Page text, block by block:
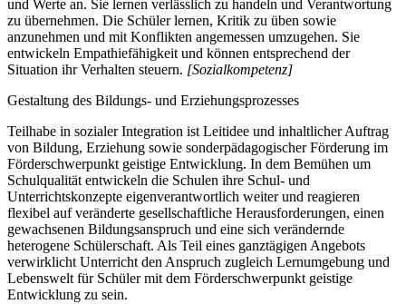
und Werte an. Sie lernen verlässlich zu handeln und Verantwortung
zu übernehmen. Die Schüler lernen, Kritik zu üben sowie
anzunehmen und mit Konflikten angemessen umzugehen. Sie
entwickeln Empathiefähigkeit und können entsprechend der
Situation ihr Verhalten steuern. [Sozialkompetenz]
Gestaltung des Bildungs- und Erziehungsprozesses
Teilhabe in sozialer Integration ist Leitidee und inhaltlicher Auftrag
von Bildung, Erziehung sowie sonderpädagogischer Förderung im
Förderschwerpunkt geistige Entwicklung. In dem Bemühen um
Schulqualität entwickeln die Schulen ihre Schul- und
Unterrichtskonzepte eigenverantwortlich weiter und reagieren
flexibel auf veränderte gesellschaftliche Herausforderungen, einen
gewachsenen Bildungsanspruch und eine sich verändernde
heterogene Schülerschaft. Als Teil eines ganztägigen Angebots
verwirklicht Unterricht den Anspruch zugleich Lernumgebung und
Lebenswelt für Schüler mit dem Förderschwerpunkt geistige
Entwicklung zu sein.